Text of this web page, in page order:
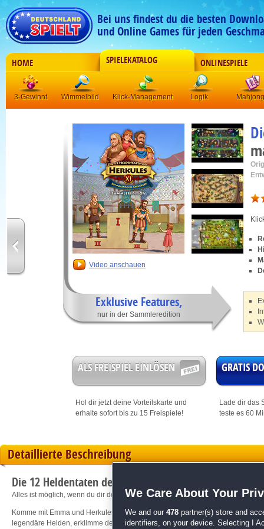
Bei uns findest du die besten
und Online Games für jeden
HOME SPIELEKATALOG ONLINESPIELE
3-Gewinnt Wimmelbild Klick-Management Logik Mahjong
Video anschauen
Exklusive Features,
nur in der Sammleredition
ALS FREISPIEL EINLÖSEN
Hol dir jetzt deine Vorteilskarte und
erhalte sofort bis zu 15 Freispiele!
GRATIS
Lade dir das
teste es 60
Detaillierte Beschreibung
Die 12 Heldentaten des Herkules 11: Ein malerisches
Alles ist möglich, wenn du dir dein Abenteuer selbst ausmalen kannst!
Komme mit Emma und Herkules auf ein unglaubliches Abenteuer durch das
legendäre Helden, erklimme den Olymp und trainiere mit Herkules für einen
We Care About Your
We and our 478 partner(s) store and
identifiers, on your device. Selecting I